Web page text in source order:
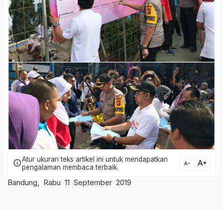
infoAtur ukuran teks artikel ini untuk mendapatkan
pengalaman membaca terbaik.
text_decrease text_increase
Bandung, Rabu 11 September 2019